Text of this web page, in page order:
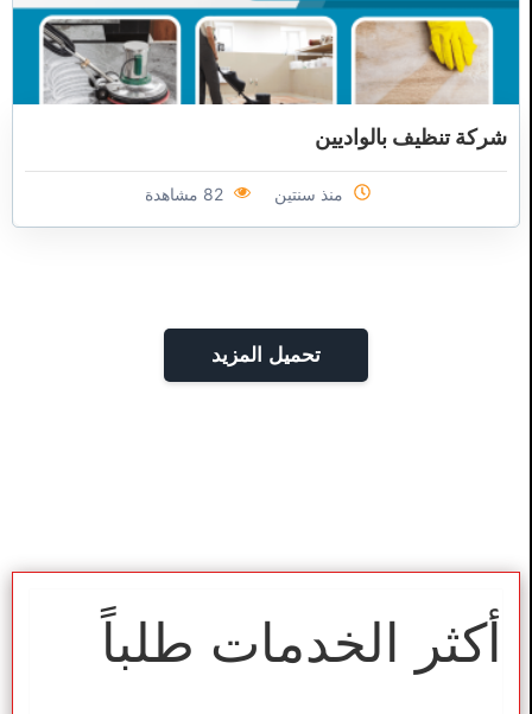
شركة تنظيف بالواديين
منذ سنتين 82 مشاهدة
تحميل المزيد
أكثر الخدمات طلباً